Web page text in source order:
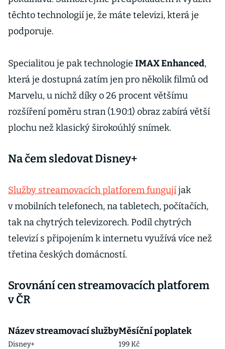
těchto technologií je, že máte televizi, která je
podporuje.
Specialitou je pak technologie IMAX Enhanced,
která je dostupná zatím jen pro několik filmů od
Marvelu, u nichž díky o 26 procent většímu
rozšíření poměru stran (1.90:1) obraz zabírá větší
plochu než klasický širokoúhlý snímek.
Na čem sledovat Disney+
Služby streamovacích platforem fungujíjak
v mobilních telefonech, na tabletech, počítačích,
tak na chytrých televizorech. Podíl chytrých
televizí s připojením k internetu využívá více než
třetina českých domácností.
Srovnání cen streamovacích platforem
v ČR
Název streamovací službyMěsíční poplatek
Disney+
199 Kč